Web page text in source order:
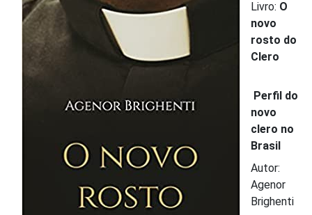
Livro: O
novo
rosto do
Clero
Perfil do
novo
clero no
Brasil
Autor:
Agenor
Brighenti